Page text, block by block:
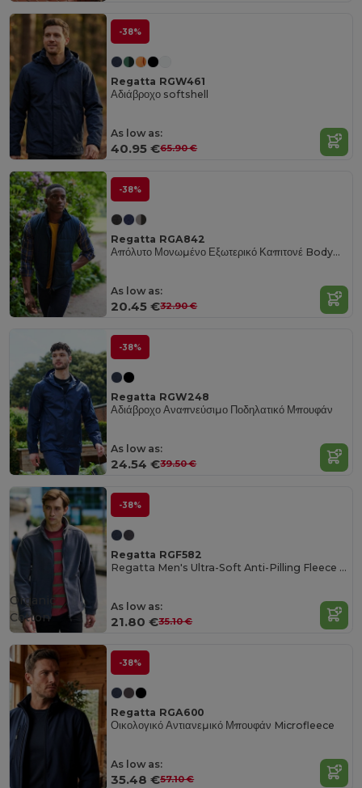
-38%
Regatta RGW461
Αδιάβροχο softshell
As low as:
40.95 €65.90 €
-38%
Regatta RGA842
Απόλυτο Μονωμένο Εξωτερικό Καπιτονέ Bodywarmer
As low as:
20.45 €32.90 €
-38%
Regatta RGW248
Αδιάβροχο Αναπνεύσιμο Ποδηλατικό Μπουφάν
As low as:
24.54 €39.50 €
-38%
Regatta RGF582
Regatta Men's Ultra-Soft Anti-Pilling Fleece Jacket
As low as:
21.80 €35.10 €
Organic
Cotton
-38%
Regatta RGA600
Οικολογικό Αντιανεμικό Μπουφάν Microfleece
As low as:
35.48 €57.10 €